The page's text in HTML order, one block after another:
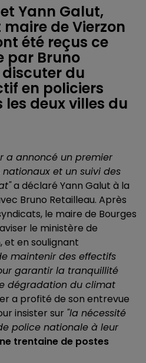
Yann Galut,
de Vierzon
été reçus ce
par Bruno
du
en policiers
deux villes du
a annoncé un premier
et un suivi des
a déclaré Yann Galut à la
Bruno Retailleau. Après
le maire de Bourges
le ministère de
et en soulignant
maintenir des effectifs
garantir la tranquillité
dégradation du climat
a profité de son entrevue
insister sur "la nécessité
police nationale à leur
trentaine de postes